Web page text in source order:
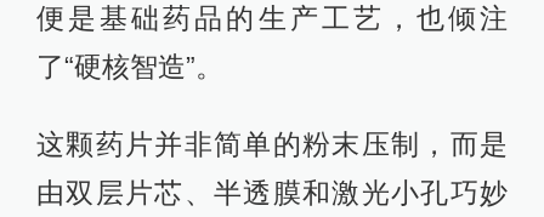
便是基础药品的生产工艺，也倾注
了“硬核智造”。
这颗药片并非简单的粉末压制，而是
由双层片芯、半透膜和激光小孔巧妙